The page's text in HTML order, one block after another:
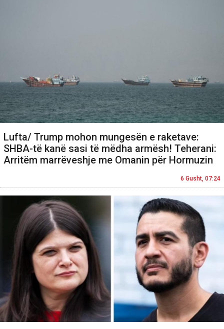
Lufta/ Trump mohon mungesën e raketave:
SHBA-të kanë sasi të mëdha armësh! Teherani:
Arritëm marrëveshje me Omanin për Hormuzin
6 Gusht, 07:24